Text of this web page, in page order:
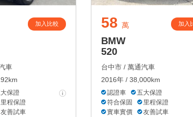
加入比較
車
保證
里程保證
友善試車
58 萬 加入
BMW
520
台中市 / 萬通汽車
2016年 / 38,000km
認證車
五大保證
符合保固
里程保證
實車實價
友善試車